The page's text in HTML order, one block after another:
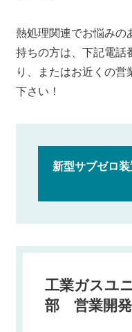
熱処理関連でお悩みの
持ちの方は、下記電話
り、またはお近くの
下さい！
新型サブゼロ
工業ガスユ
部 営業開